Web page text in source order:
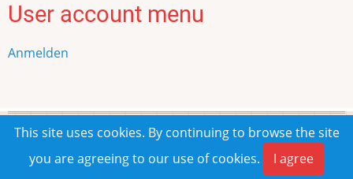
User account menu
Anmelden
© 2026 Frank Rombach, All rights reserved.
This site uses cookies. By continuing to browse the site
you are agreeing to our use of cookies.
I agree